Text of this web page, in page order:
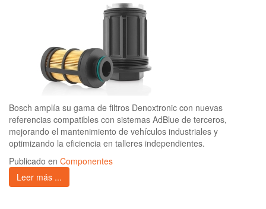
Bosch amplía su gama de filtros Denoxtronic con nuevas
referencias compatibles con sistemas AdBlue de terceros,
mejorando el mantenimiento de vehículos industriales y
optimizando la eficiencia en talleres independientes.
Publicado en Componentes
Leer más ...